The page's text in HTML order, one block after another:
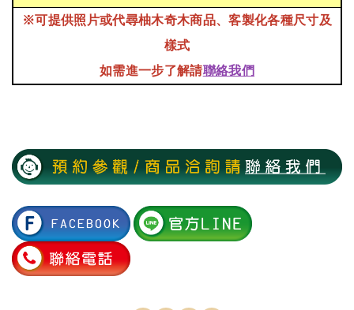
※可提供照片或代尋柚木奇木商品、客製化各種尺寸及
樣式
如需進一步了解請聯絡我們